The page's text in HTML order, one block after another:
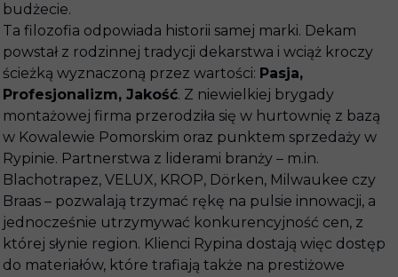
budżecie.
Ta filozofia odpowiada historii samej marki. Dekam
powstał z rodzinnej tradycji dekarstwa i wciąż kroczy
ścieżką wyznaczoną przez wartości: Pasja,
Profesjonalizm, Jakość. Z niewielkiej brygady
montażowej firma przerodziła się w hurtownię z bazą
w Kowalewie Pomorskim oraz punktem sprzedaży w
Rypinie. Partnerstwa z liderami branży – m.in.
Blachotrapez, VELUX, KROP, Dörken, Milwaukee czy
Braas – pozwalają trzymać rękę na pulsie innowacji, a
jednocześnie utrzymywać konkurencyjność cen, z
której słynie region. Klienci Rypina dostają więc dostęp
do materiałów, które trafiają także na prestiżowe